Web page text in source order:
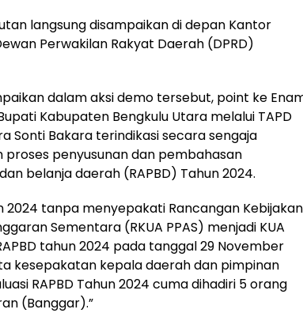
langsung disampaikan di depan Kantor
Perwakilan Rakyat Daerah (DPRD)
dalam aksi demo tersebut, point ke
Kabupaten Bengkulu Utara melalui TAPD
Sonti Bakara terindikasi secara sengaja
penyusunan dan pembahasan
belanja daerah (RAPBD) Tahun 2024.
2024 tanpa menyepakati Rancangan Kebijakan
Sementara (RKUA PPAS) menjadi KUA
tahun 2024 pada tanggal 29 November
kesepakatan kepala daerah dan pimpinan
RAPBD Tahun 2024 cuma dihadiri 5 orang
(Banggar).”